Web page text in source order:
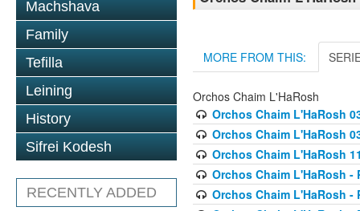
Machshava
Family
Tefilla
Leining
History
Sifrei Kodesh
RECENTLY ADDED
MORE FROM THIS:
Orchos Chaim L'HaRosh
Orchos Chaim L'HaRosh
Orchos Chaim L'HaRosh
Orchos Chaim L'HaRosh
Orchos Chaim L'HaRosh -
Orchos Chaim L'HaRosh -